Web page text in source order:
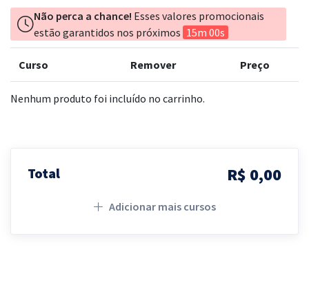
Não perca a chance! Esses valores promocionais
estão garantidos nos próximos 15m 00s
Curso Remover Preço
Nenhum produto foi incluído no carrinho.
Total R$ 0,00
Adicionar mais cursos